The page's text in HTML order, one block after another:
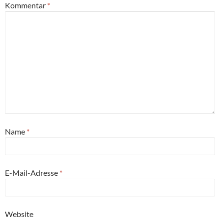
Kommentar *
Name *
E-Mail-Adresse *
Website